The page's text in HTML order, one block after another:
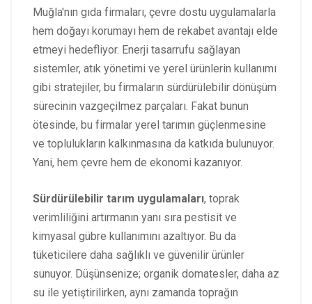
Muğla'nın gıda firmaları, çevre dostu uygulamalarla
hem doğayı korumayı hem de rekabet avantajı elde
etmeyi hedefliyor. Enerji tasarrufu sağlayan
sistemler, atık yönetimi ve yerel ürünlerin kullanımı
gibi stratejiler, bu firmaların sürdürülebilir dönüşüm
sürecinin vazgeçilmez parçaları. Fakat bunun
ötesinde, bu firmalar yerel tarımın güçlenmesine
ve toplulukların kalkınmasına da katkıda bulunuyor.
Yani, hem çevre hem de ekonomi kazanıyor.
Sürdürülebilir tarım uygulamaları, toprak
verimliliğini artırmanın yanı sıra pestisit ve
kimyasal gübre kullanımını azaltıyor. Bu da
tüketicilere daha sağlıklı ve güvenilir ürünler
sunuyor. Düşünsenize; organik domatesler, daha az
su ile yetiştirilirken, aynı zamanda toprağın